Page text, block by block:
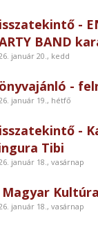
-
BAND
január 20., kedd
-
január 19., hétfő
-
Tibi
január 18., vasárnap
Magyar
január 18., vasárnap